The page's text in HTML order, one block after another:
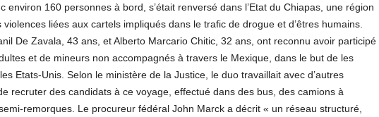
environ 160 personnes à bord, s’était renversé dans l’Etat du Chiapas, une région
liées aux cartels impliqués dans le trafic de drogue et d’êtres humains.
De Zavala, 43 ans, et Alberto Marcario Chitic, 32 ans, ont reconnu avoir participé
et de mineurs non accompagnés à travers le Mexique, dans le but de les
Etats-Unis. Selon le ministère de la Justice, le duo travaillait avec d’autres
recruter des candidats à ce voyage, effectué dans des bus, des camions à
remorques. Le procureur fédéral John Marck a décrit « un réseau structuré,